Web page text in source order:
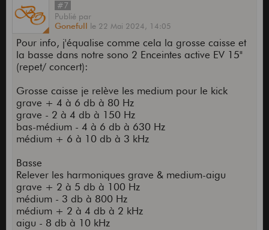
#7
Publié par
Gonefull le 22 Mai 2024, 14:05
Pour info, j'équalise comme cela la grosse caisse et
la basse dans notre sono 2 Enceintes active EV 15"
(repet/ concert):
Grosse caisse je relève les medium pour le kick
grave + 4 à 6 db à 80 Hz
grave - 2 à 4 db à 150 Hz
bas-médium - 4 à 6 db à 630 Hz
médium + 6 à 10 db à 3 kHz
Basse
Relever les harmoniques grave & medium-aigu
grave + 2 à 5 db à 100 Hz
médium - 3 db à 800 Hz
médium + 2 à 4 db à 2 kHz
aigu - 8 db à 10 kHz